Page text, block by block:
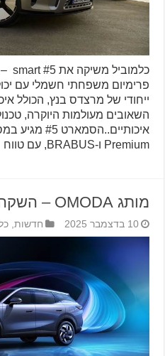
פרימיום משפחתי חשמלי עם
ייחודי של מרצדס בנץ, הכולל
השאובים מעולמות היוקרה,
Premium ו-BRABUS, עם טווח חשמלי של עד …
מותג OMODA – השקה בישראל
10 בדצמבר 2025 חדשות,כללי